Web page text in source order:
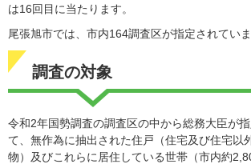
は16回目に当たります。
尾張旭市では、市内164調査区が指定されていま
調査の対象
令和2年国勢調査の調査区の中から総務大臣が
て、無作為に抽出された住戸（住宅及び住宅以
物）及びこれらに居住している世帯（市内約